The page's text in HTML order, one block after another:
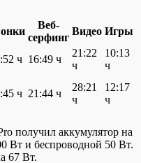
Веб-
серфинг
Видео Игры
ч 16:49 ч
21:22
ч
10:13
ч
ч 21:44 ч
28:21
ч
12:17
ч
получил аккумулятор на
Вт и беспроводной 50 Вт.
67 Вт.